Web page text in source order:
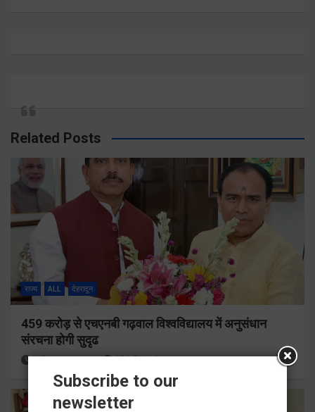
Related Posts
राज्य ALL देहरादून
459 करोड़ से एचएनबी गढ़वाल विश्वविद्यालय में अनुसंधान
संरचना होगी सुदृढ
16 hours ago Viri Gairola
Subscribe to our
newsletter